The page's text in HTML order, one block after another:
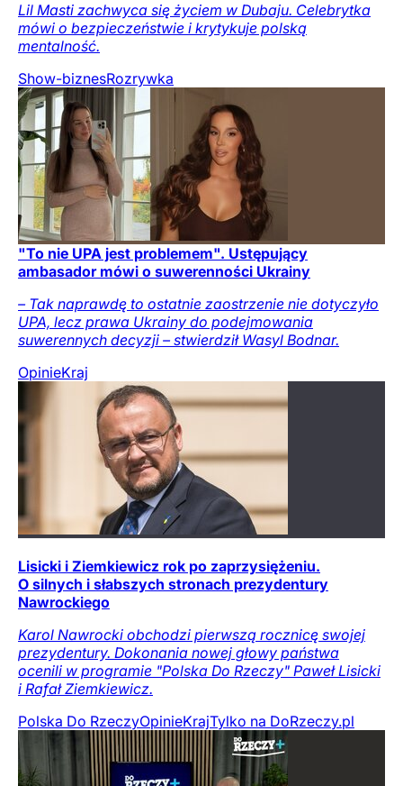
Lil Masti zachwyca się życiem w Dubaju. Celebrytka
mówi o bezpieczeństwie i krytykuje polską
mentalność.
Show-biznesRozrywka
"To nie UPA jest problemem". Ustępujący
ambasador mówi o suwerenności Ukrainy
– Tak naprawdę to ostatnie zaostrzenie nie dotyczyło
UPA, lecz prawa Ukrainy do podejmowania
suwerennych decyzji – stwierdził Wasyl Bodnar.
OpinieKraj
Lisicki i Ziemkiewicz rok po zaprzysiężeniu.
O silnych i słabszych stronach prezydentury
Nawrockiego
Karol Nawrocki obchodzi pierwszą rocznicę swojej
prezydentury. Dokonania nowej głowy państwa
ocenili w programie "Polska Do Rzeczy" Paweł Lisicki
i Rafał Ziemkiewicz.
Polska Do RzeczyOpinieKrajTylko na DoRzeczy.pl